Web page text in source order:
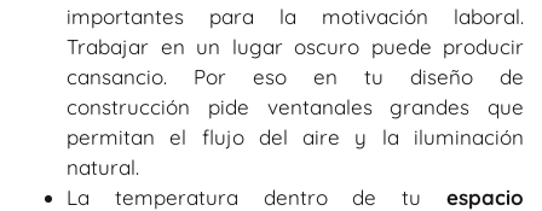
importantes para la motivación laboral.
Trabajar en un lugar oscuro puede producir
cansancio. Por eso en tu diseño de
construcción pide ventanales grandes que
permitan el flujo del aire y la iluminación
natural.
La temperatura dentro de tu espacio